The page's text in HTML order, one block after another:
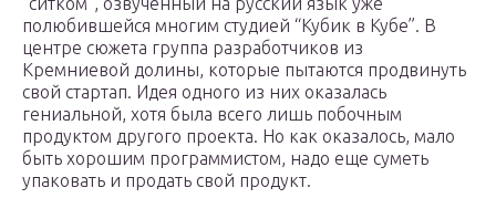
полюбившейся многим студией “Кубик в Кубе”. В
центре сюжета группа разработчиков из
Кремниевой долины, которые пытаются продвинуть
свой стартап. Идея одного из них оказалась
гениальной, хотя была всего лишь побочным
продуктом другого проекта. Но как оказалось, мало
быть хорошим программистом, надо еще суметь
упаковать и продать свой продукт.